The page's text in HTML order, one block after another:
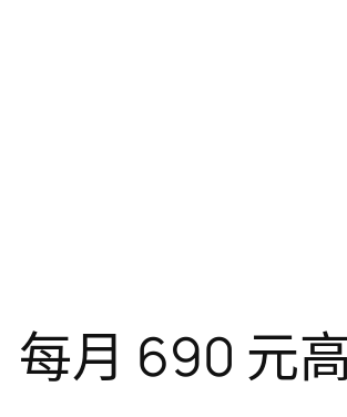
月 690 元